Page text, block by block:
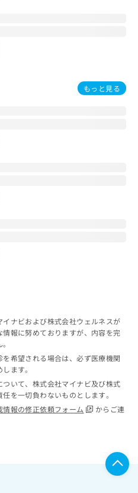
もっと見る
ナビおよび株式会社ウェルネスが
報に努めておりますが、内容を完
希望される場合は、必ず医療機関
ます。
いて、株式会社マイナビ及び株式
を一切負わないものとします。
情報の修正依頼フォーム
からご連